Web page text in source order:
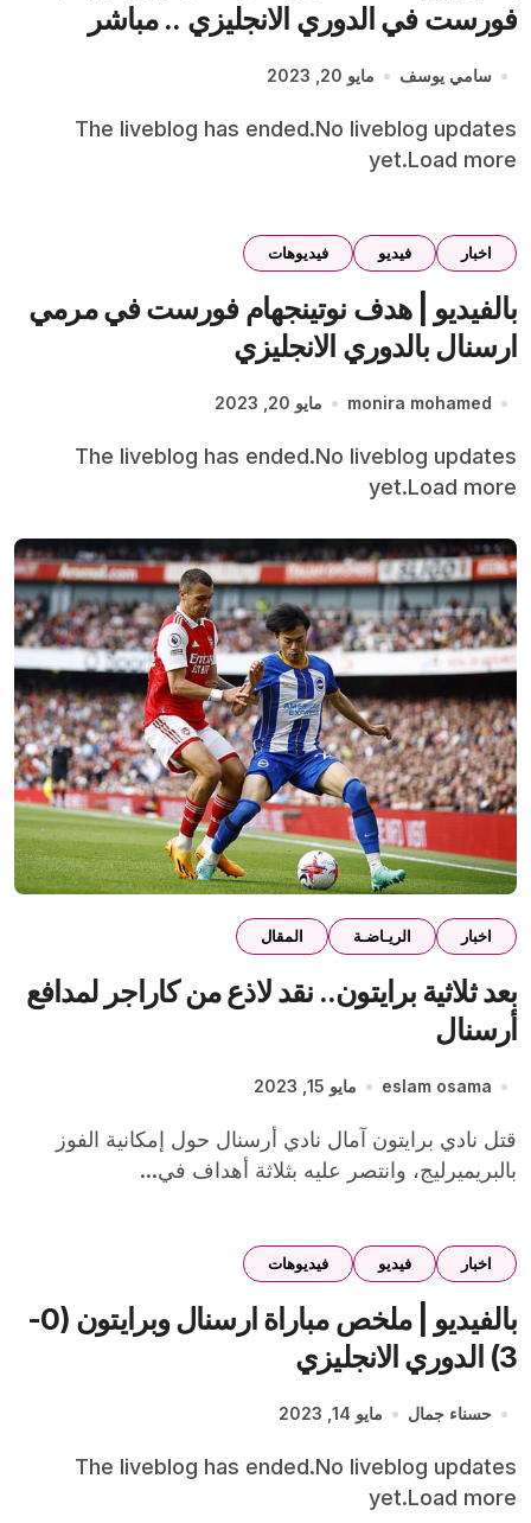
فورست في الدوري الانجليزي .. مباشر
سامي يوسف مايو 20, 2023
The liveblog has ended.No liveblog updates
yet.Load more
اخبار فيديو فيديوهات
بالفيديو | هدف نوتينجهام فورست في مرمي
ارسنال بالدوري الانجليزي
monira mohamed مايو 20, 2023
The liveblog has ended.No liveblog updates
yet.Load more
اخبار الريـاضـة المقال
بعد ثلاثية برايتون.. نقد لاذع من كاراجر لمدافع
أرسنال
eslam osama مايو 15, 2023
قتل نادي برايتون آمال نادي أرسنال حول إمكانية الفوز
بالبريميرليج، وانتصر عليه بثلاثة أهداف في...
اخبار فيديو فيديوهات
بالفيديو | ملخص مباراة ارسنال وبرايتون (0-
3) الدوري الانجليزي
حسناء جمال مايو 14, 2023
The liveblog has ended.No liveblog updates
yet.Load more